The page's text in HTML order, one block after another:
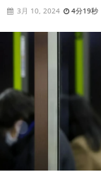
3月 10, 2024 4分19秒